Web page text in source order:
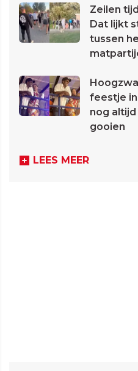
Zeilen
Dat lijkt
tussen
feestje
nog
gooien
LEES MEER